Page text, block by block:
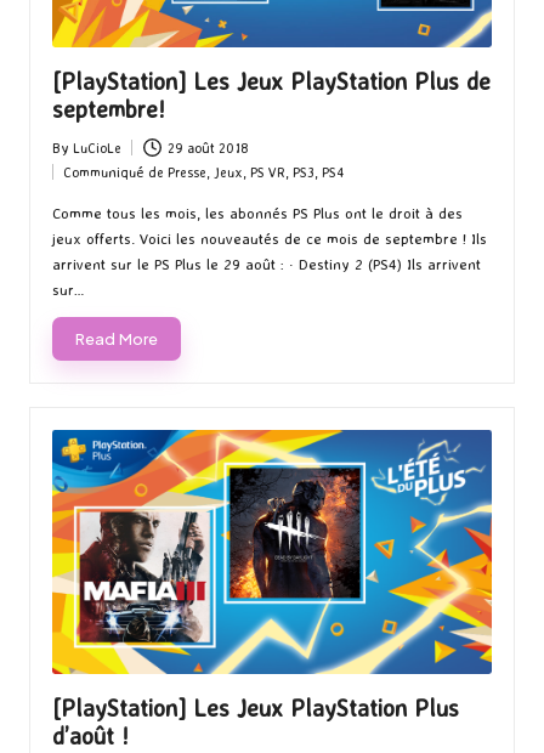
[PlayStation] Les Jeux PlayStation Plus de
septembre!
Posted
by
By LuCioLe 29 août 2018
Posted
Communiqué de Presse Jeux PS VR PS3 PS4
Comme tous les mois, les abonnés PS Plus ont le droit à des
jeux offerts. Voici les nouveautés de ce mois de septembre ! Ils
arrivent sur le PS Plus le 29 août : · Destiny 2 (PS4) Ils arrivent
sur…
Read More
[PlayStation] Les Jeux PlayStation Plus
d’août !